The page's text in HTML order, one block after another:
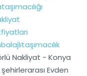
Nakliyat - Konya
Evden